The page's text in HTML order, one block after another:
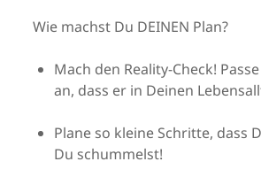
Wie machst Du DEINEN Plan?
Mach den Reality-Check!
an, dass er in Deinen
Plane so kleine Schritte, dass
Du schummelst!